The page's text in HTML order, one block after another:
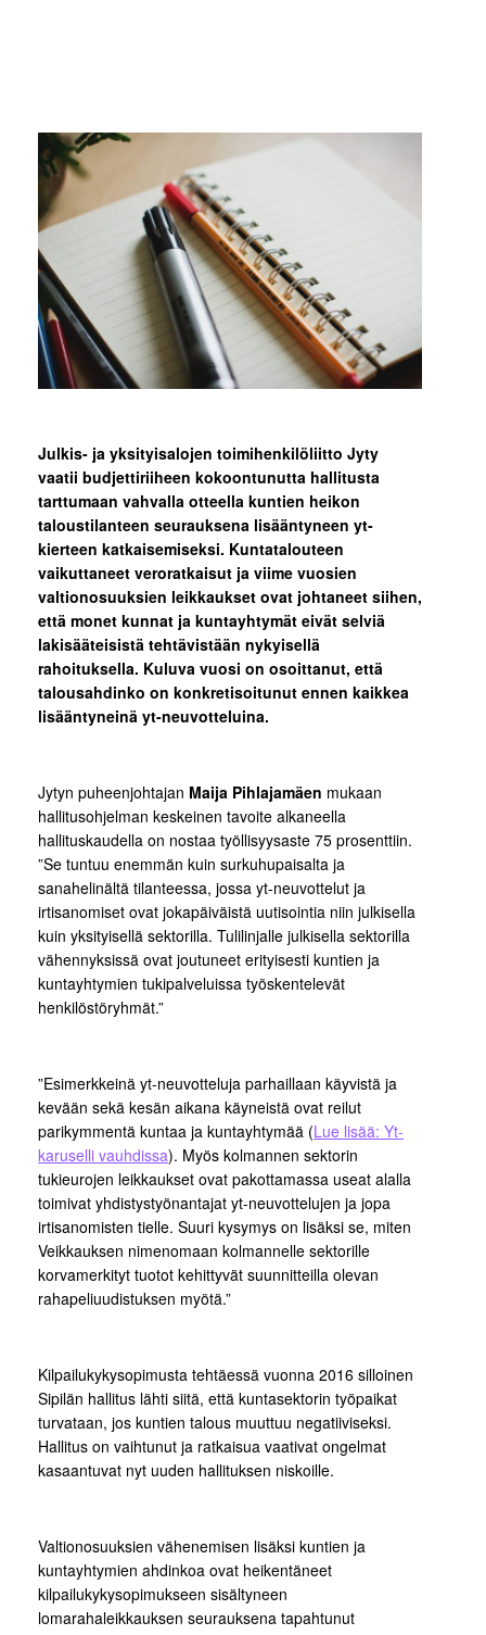
Julkis- ja yksityisalojen toimihenkilöliitto Jyty
vaatii budjettiriiheen kokoontunutta hallitusta
tarttumaan vahvalla otteella kuntien heikon
taloustilanteen seurauksena lisääntyneen yt-
kierteen katkaisemiseksi. Kuntatalouteen
vaikuttaneet veroratkaisut ja viime vuosien
valtionosuuksien leikkaukset ovat johtaneet siihen,
että monet kunnat ja kuntayhtymät eivät selviä
lakisääteisistä tehtävistään nykyisellä
rahoituksella. Kuluva vuosi on osoittanut, että
talousahdinko on konkretisoitunut ennen kaikkea
lisääntyneinä yt-neuvotteluina.
Jytyn puheenjohtajan Maija Pihlajamäen mukaan
hallitusohjelman keskeinen tavoite alkaneella
hallituskaudella on nostaa työllisyysaste 75 prosenttiin.
”Se tuntuu enemmän kuin surkuhupaisalta ja
sanahelinältä tilanteessa, jossa yt-neuvottelut ja
irtisanomiset ovat jokapäiväistä uutisointia niin julkisella
kuin yksityisellä sektorilla. Tulilinjalle julkisella sektorilla
vähennyksissä ovat joutuneet erityisesti kuntien ja
kuntayhtymien tukipalveluissa työskentelevät
henkilöstöryhmät.”
”Esimerkkeinä yt-neuvotteluja parhaillaan käyvistä ja
kevään sekä kesän aikana käyneistä ovat reilut
parikymmentä kuntaa ja kuntayhtymää (Lue lisää: Yt-
karuselli vauhdissa). Myös kolmannen sektorin
tukieurojen leikkaukset ovat pakottamassa useat alalla
toimivat yhdistystyönantajat yt-neuvottelujen ja jopa
irtisanomisten tielle. Suuri kysymys on lisäksi se, miten
Veikkauksen nimenomaan kolmannelle sektorille
korvamerkityt tuotot kehittyvät suunnitteilla olevan
rahapeliuudistuksen myötä.”
Kilpailukykysopimusta tehtäessä vuonna 2016 silloinen
Sipilän hallitus lähti siitä, että kuntasektorin työpaikat
turvataan, jos kuntien talous muuttuu negatiiviseksi.
Hallitus on vaihtunut ja ratkaisua vaativat ongelmat
kasaantuvat nyt uuden hallituksen niskoille.
Valtionosuuksien vähenemisen lisäksi kuntien ja
kuntayhtymien ahdinkoa ovat heikentäneet
kilpailukykysopimukseen sisältyneen
lomarahaleikkauksen seurauksena tapahtunut